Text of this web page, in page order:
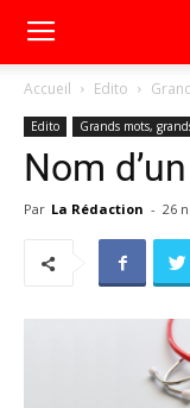
Accueil Edito
Edito Grands mots,
Nom
Par La Rédaction - 26